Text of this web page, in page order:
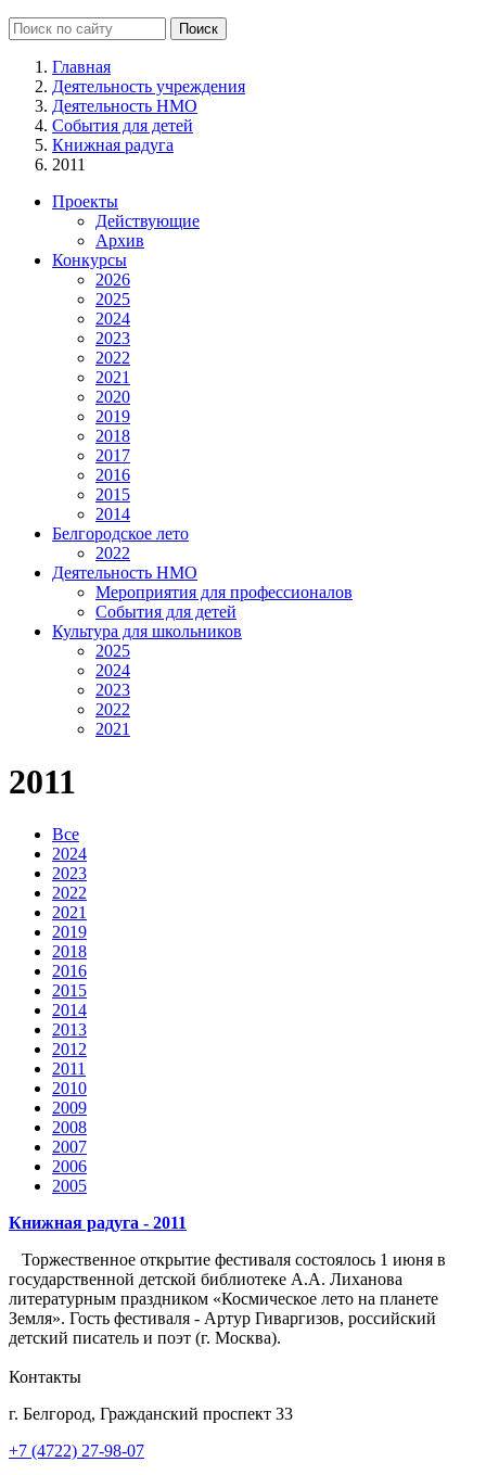
Главная
Деятельность учреждения
Деятельность НМО
События для детей
Книжная радуга
2011
Проекты
Действующие
Архив
Конкурсы
2026
2025
2024
2023
2022
2021
2020
2019
2018
2017
2016
2015
2014
Белгородское лето
2022
Деятельность НМО
Мероприятия для профессионалов
События для детей
Культура для школьников
2025
2024
2023
2022
2021
2011
Все
2024
2023
2022
2021
2019
2018
2016
2015
2014
2013
2012
2011
2010
2009
2008
2007
2006
2005
Книжная радуга - 2011
Торжественное открытие фестиваля состоялось 1 июня в
государственной детской библиотеке А.А. Лиханова
литературным праздником «Космическое лето на планете
Земля». Гость фестиваля - Артур Гиваргизов, российский
детский писатель и поэт (г. Москва).
Контакты
г. Белгород, Гражданский проспект 33
+7 (4722) 27-98-07